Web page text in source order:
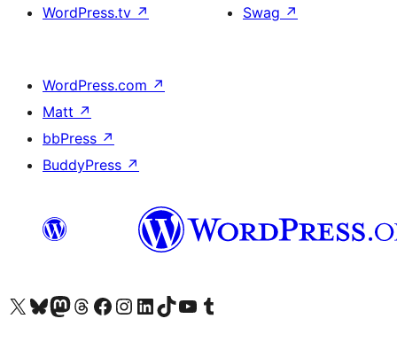
WordPress.tv ↗
Swag ↗
WordPress.com ↗
Matt ↗
bbPress ↗
BuddyPress ↗
Besøg vores X (tidligere Twitter) konto
Besøg vores Bluesky-konto
Besøg vores Mastodon konto
Besøg vores Threads-konto
Besøg vores Facebook sideBesøg vores Instagram konto
Besøg vores LinkedIn konto
Besøg vores TikTok-konto
Besøg vores YouTube-kanalBesøg vores Tumblr-konto